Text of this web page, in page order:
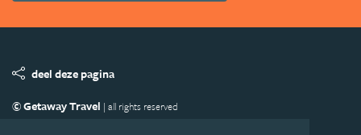
deel deze pagina
© Getaway Travel | all rights reserved